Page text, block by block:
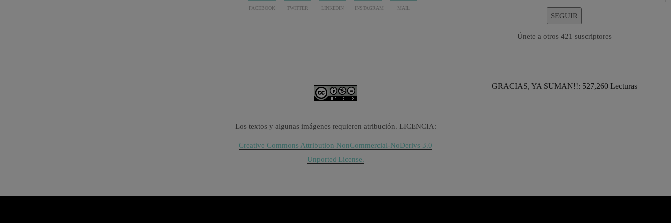
FACEBOOK TWITTER LINKEDIN INSTAGRAM MAIL
Los textos y algunas imágenes requieren atribución. LICENCIA:
Creative Commons Attribution-NonCommercial-NoDerivs 3.0
Unported License.
SEGUIR
Únete a otros 421 suscriptores
GRACIAS, YA SUMAN!!: 527,260 Lecturas